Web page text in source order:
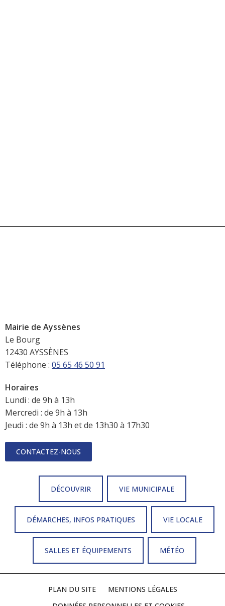
Mairie de Ayssènes
Le Bourg
12430 AYSSÈNES
Téléphone : 05 65 46 50 91
Horaires
Lundi : de 9h à 13h
Mercredi : de 9h à 13h
Jeudi : de 9h à 13h et de 13h30 à 17h30
CONTACTEZ-NOUS
DÉCOUVRIR VIE MUNICIPALE
DÉMARCHES, INFOS PRATIQUES VIE LOCALE
SALLES ET ÉQUIPEMENTS MÉTÉO
PLAN DU SITE
MENTIONS LÉGALES